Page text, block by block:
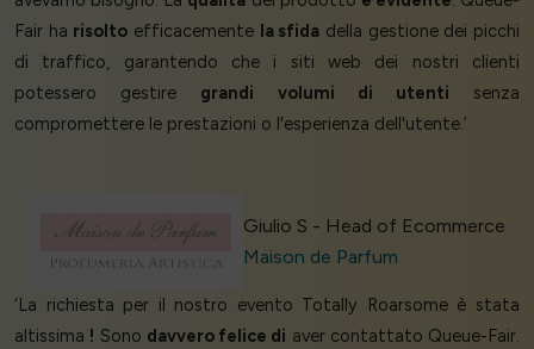
Fair ha risolto efficacemente la sfida della gestione dei picchi
di traffico, garantendo che i siti web dei nostri clienti
potessero gestire grandi volumi di utenti senza
compromettere le prestazioni o l'esperienza dell'utente.’
Giulio S - Head of Ecommerce
Maison de Parfum
‘La richiesta per il nostro evento Totally Roarsome è stata
altissima ! Sono davvero felice di aver contattato Queue-Fair.